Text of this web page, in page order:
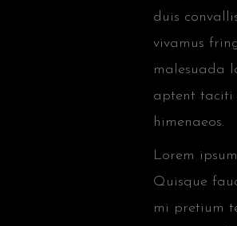
duis
vivamus
malesuada
aptent taciti
himenaeos.
Lorem
Quisque
mi pretium